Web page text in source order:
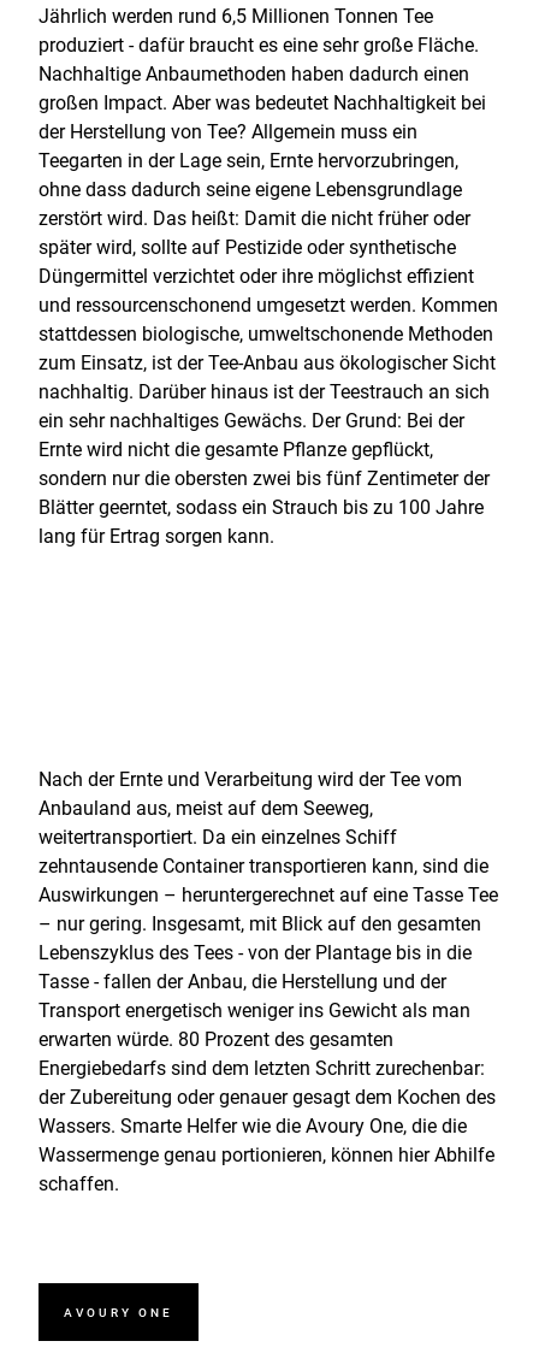
Jährlich werden rund 6,5 Millionen Tonnen Tee
produziert - dafür braucht es eine sehr große Fläche.
Nachhaltige Anbaumethoden haben dadurch einen
großen Impact. Aber was bedeutet Nachhaltigkeit bei
der Herstellung von Tee? Allgemein muss ein
Teegarten in der Lage sein, Ernte hervorzubringen,
ohne dass dadurch seine eigene Lebensgrundlage
zerstört wird. Das heißt: Damit die nicht früher oder
später wird, sollte auf Pestizide oder synthetische
Düngermittel verzichtet oder ihre möglichst effizient
und ressourcenschonend umgesetzt werden. Kommen
stattdessen biologische, umweltschonende Methoden
zum Einsatz, ist der Tee-Anbau aus ökologischer Sicht
nachhaltig. Darüber hinaus ist der Teestrauch an sich
ein sehr nachhaltiges Gewächs. Der Grund: Bei der
Ernte wird nicht die gesamte Pflanze gepflückt,
sondern nur die obersten zwei bis fünf Zentimeter der
Blätter geerntet, sodass ein Strauch bis zu 100 Jahre
lang für Ertrag sorgen kann.
Nach der Ernte und Verarbeitung wird der Tee vom
Anbauland aus, meist auf dem Seeweg,
weitertransportiert. Da ein einzelnes Schiff
zehntausende Container transportieren kann, sind die
Auswirkungen – heruntergerechnet auf eine Tasse Tee
– nur gering. Insgesamt, mit Blick auf den gesamten
Lebenszyklus des Tees - von der Plantage bis in die
Tasse - fallen der Anbau, die Herstellung und der
Transport energetisch weniger ins Gewicht als man
erwarten würde. 80 Prozent des gesamten
Energiebedarfs sind dem letzten Schritt zurechenbar:
der Zubereitung oder genauer gesagt dem Kochen des
Wassers. Smarte Helfer wie die Avoury One, die die
Wassermenge genau portionieren, können hier Abhilfe
schaffen.
AVOURY ONE